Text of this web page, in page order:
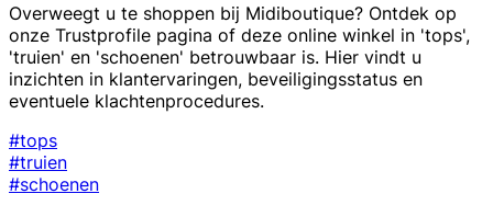
Overweegt u te shoppen bij Midiboutique? Ontdek op
onze Trustprofile pagina of deze online winkel in 'tops',
'truien' en 'schoenen' betrouwbaar is. Hier vindt u
inzichten in klantervaringen, beveiligingsstatus en
eventuele klachtenprocedures.
#tops
#truien
#schoenen